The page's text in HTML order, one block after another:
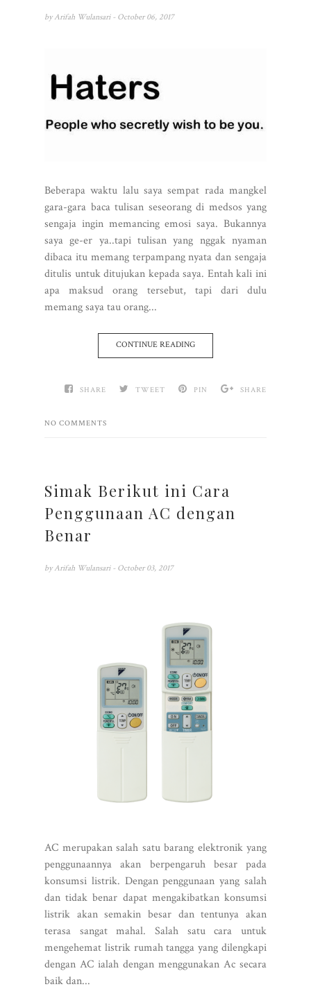
by Arifah Wulansari - October 06, 2017
Beberapa waktu lalu saya sempat rada mangkel
gara-gara baca tulisan seseorang di medsos yang
sengaja ingin memancing emosi saya. Bukannya
saya ge-er ya..tapi tulisan yang nggak nyaman
dibaca itu memang terpampang nyata dan sengaja
ditulis untuk ditujukan kepada saya. Entah kali ini
apa maksud orang tersebut, tapi dari dulu
memang saya tau orang...
CONTINUE READING
SHARE TWEET PIN SHARE
NO COMMENTS
Simak Berikut ini Cara
Penggunaan AC dengan
Benar
by Arifah Wulansari - October 03, 2017
AC merupakan salah satu barang elektronik yang
penggunaannya akan berpengaruh besar pada
konsumsi listrik. Dengan penggunaan yang salah
dan tidak benar dapat mengakibatkan konsumsi
listrik akan semakin besar dan tentunya akan
terasa sangat mahal. Salah satu cara untuk
mengehemat listrik rumah tangga yang dilengkapi
dengan AC ialah dengan menggunakan Ac secara
baik dan...